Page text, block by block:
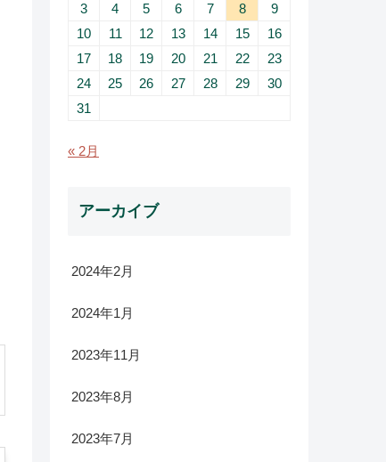
3
4 5 6 7 8
9
10
11 12 13 14 15
16
17
18 19 20 21 22
23
24
25 26 27 28 29
30
31
« 2月
アーカイブ
2024年2月
2024年1月
2023年11月
2023年8月
2023年7月